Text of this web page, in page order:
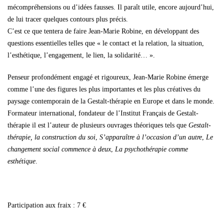
mécompréhensions ou d’idées fausses. Il paraît utile, encore aujourd’hui,
de lui tracer quelques contours plus précis.
C’est ce que tentera de faire Jean-Marie Robine, en développant des
questions essentielles telles que « le contact et la relation, la situation,
l’esthétique, l’engagement, le lien, la solidarité… ».
Penseur profondément engagé et rigoureux, Jean-Marie Robine émerge
comme l’une des figures les plus importantes et les plus créatives du
paysage contemporain de la Gestalt-thérapie en Europe et dans le monde.
Formateur international, fondateur de l’Institut Français de Gestalt-
thérapie il est l’auteur de plusieurs ouvrages théoriques tels que Gestalt-
thérapie, la construction du soi, S’apparaître à l’occasion d’un autre, Le
changement social commence à deux, La psychothérapie comme
esthétique.
Participation aux fraix : 7 €